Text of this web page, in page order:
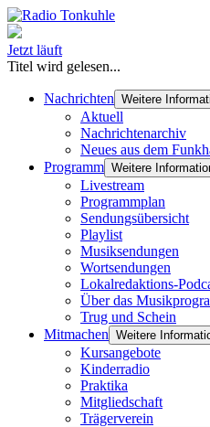
Jetzt läuft
Titel wird gelesen...
Nachrichten Weitere
Aktuell
Nachrichtenarchiv
Neues aus dem
Programm Weitere
Livestream
Programmplan
Sendungsübersicht
Playlist
Musiksendungen
Wortsendungen
Lokalredaktions-
Über das
Trug und Schein
Mitmachen Weitere
Kursangebote
Kinderradio
Praktika
Mitgliedschaft
Trägerverein